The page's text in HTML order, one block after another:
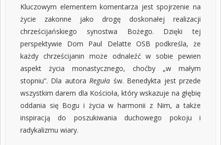
Kluczowym elementem komentarza jest spojrzenie na
życie zakonne jako drogę doskonałej realizacji
chrześcijańskiego synostwa Bożego. Dzięki tej
perspektywie Dom Paul Delatte OSB podkreśla, że
każdy chrześcijanin może odnaleźć w sobie pewien
aspekt życia monastycznego, choćby „w małym
stopniu”. Dla autoraReguła św. Benedykta jest przede
wszystkim darem dla Kościoła, który wskazuje na głębię
oddania się Bogu i życia w harmonii z Nim, a także
inspiracją do poszukiwania duchowego pokoju i
radykalizmu wiary.